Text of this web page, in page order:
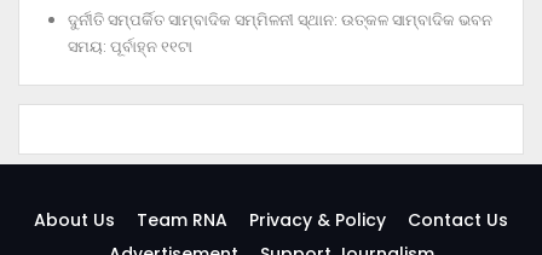
ଦୁର୍ନୀତି ସମ୍ପର୍କିତ ସାମ୍ବାଦିକ ସମ୍ମିଳନୀ ସ୍ଥାନ: ଉତ୍କଳ ସାମ୍ବାଦିକ ଭବନ
ସମୟ: ପୂର୍ବାହ୍ନ ୧୧ଟା
About Us Team RNA Privacy & Policy
Contact Us